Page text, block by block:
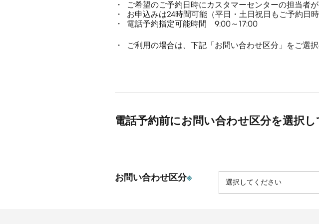
ご希望のご予約日時にカスタマーセンターの担当者
お申込みは24時間可能（平日・土日祝日もご予約日時
電話予約指定可能時間 9:00～17:00
ご利用の場合は、下記「お問い合わせ区分」をご選
電話予約前にお問い合わせ区分を選択し
お問い合わせ区分※